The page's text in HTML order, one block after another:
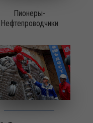
Пионеры-
Нефтепроводчики